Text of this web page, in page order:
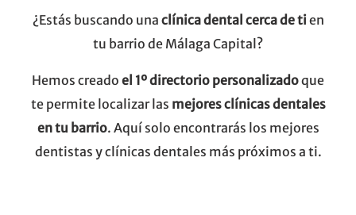
¿Estás buscando una clínica dental cerca de tien
tu barrio de Málaga Capital?
Hemos creado el 1º directorio personalizadoque
te permite localizar las mejores clínicas dentales
en tu barrio. Aquí solo encontrarás los mejores
dentistas y clínicas dentales más próximos a ti.